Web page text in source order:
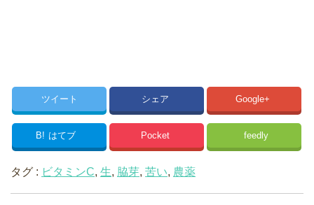
ツイート シェア Google+
B! はてブ Pocket feedly
タグ : ビタミンC, 生, 脇芽, 苦い, 農薬